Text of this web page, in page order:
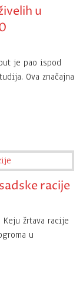
u
je pao ispod
Ova značajna
racije
Keju žrtava racije
u